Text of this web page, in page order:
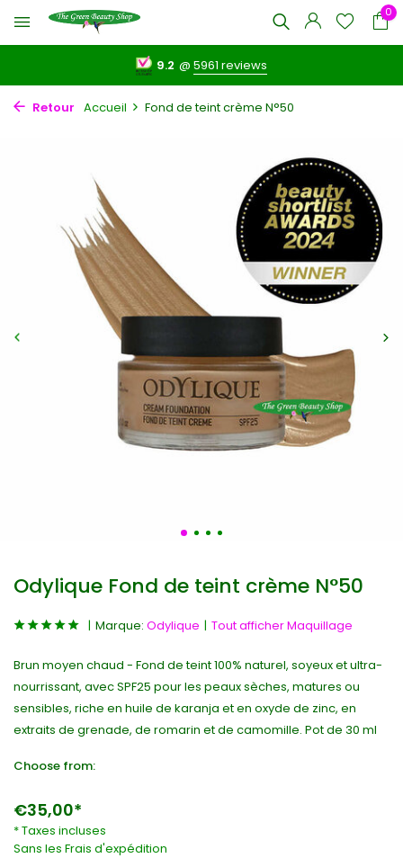
0
9.2 @5961 reviews
Retour Accueil Fond de teint crème N°50
Odylique Fond de teint crème N°50
Marque: Odylique Tout afficher Maquillage
Brun moyen chaud - Fond de teint 100% naturel, soyeux et ultra-
nourrissant, avec SPF25 pour les peaux sèches, matures ou
sensibles, riche en huile de karanja et en oxyde de zinc, en
extraits de grenade, de romarin et de camomille. Pot de 30 ml
Choose from:
€35,00*
* Taxes incluses
Sans les Frais d'expédition